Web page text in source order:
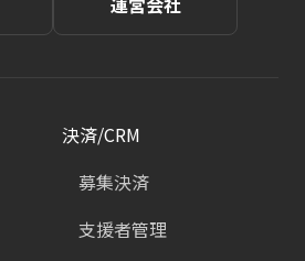
決済/CRM
募集決済
支援者管理